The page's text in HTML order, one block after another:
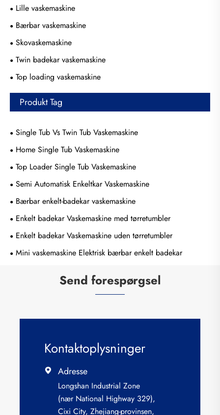
Lille vaskemaskine
Bærbar vaskemaskine
Skovaskemaskine
Twin badekar vaskemaskine
Top loading vaskemaskine
Produkt Tag
Single Tub Vs Twin Tub Vaskemaskine
Home Single Tub Vaskemaskine
Top Loader Single Tub Vaskemaskine
Semi Automatisk Enkeltkar Vaskemaskine
Bærbar enkelt-badekar vaskemaskine
Enkelt badekar Vaskemaskine med tørretumbler
Enkelt badekar Vaskemaskine uden tørretumbler
Mini vaskemaskine Elektrisk bærbar enkelt badekar
Send forespørgsel
Kontaktoplysninger
 Adresse
Longshan Industrial Zone
(nær National Highway 329),
Cixi City, Zhejiang-provinsen,